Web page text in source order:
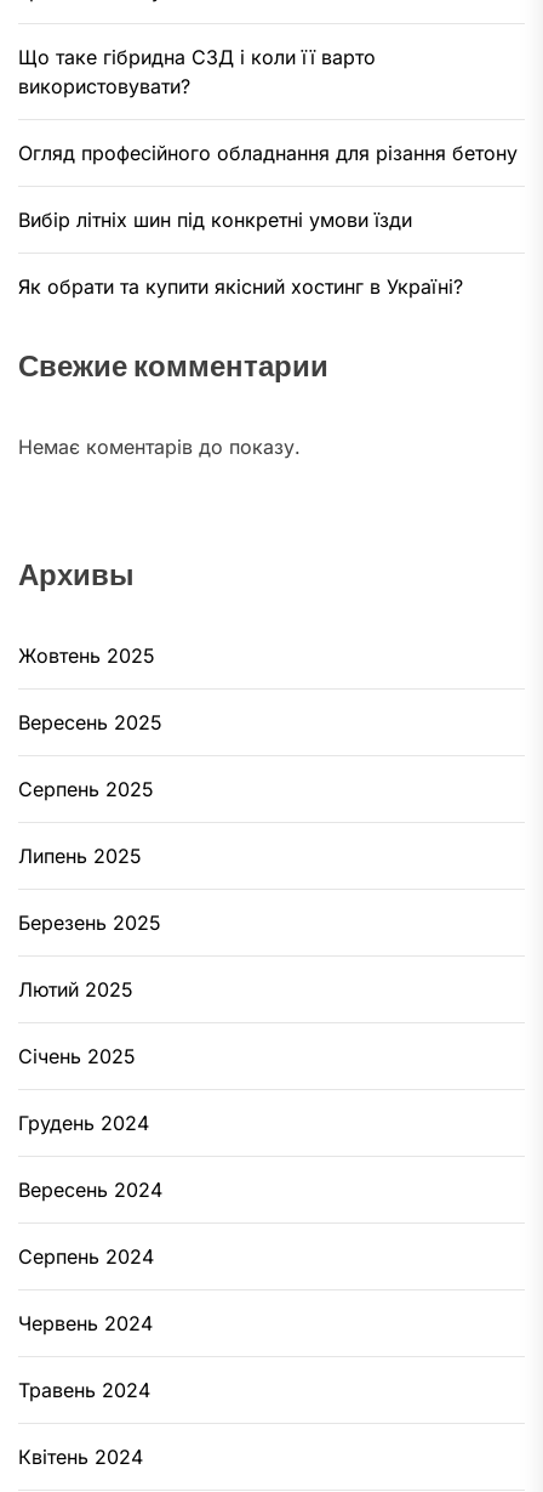
Що таке гібридна СЗД і коли її варто
використовувати?
Огляд професійного обладнання для різання бетону
Вибір літніх шин під конкретні умови їзди
Як обрати та купити якісний хостинг в Україні?
Свежие комментарии
Немає коментарів до показу.
Архивы
Жовтень 2025
Вересень 2025
Серпень 2025
Липень 2025
Березень 2025
Лютий 2025
Січень 2025
Грудень 2024
Вересень 2024
Серпень 2024
Червень 2024
Травень 2024
Квітень 2024